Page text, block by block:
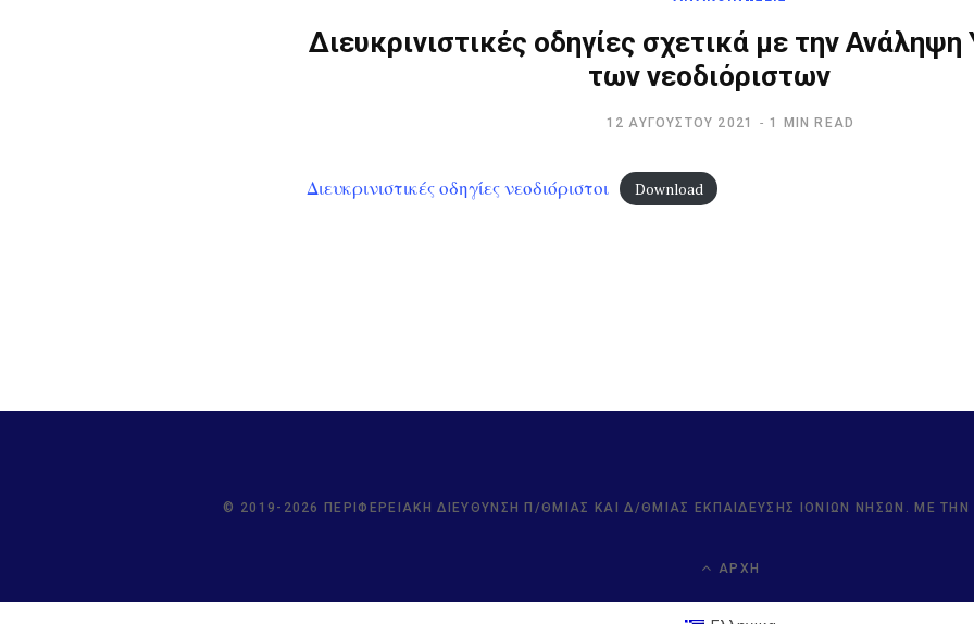
Διευκρινιστικές οδηγίες σχετικά με την
των νεοδιόριστων
12 ΑΥΓΟΎΣΤΟΥ 2021 1 MIN READ
Διευκρινιστικές οδηγίες νεοδιόριστοι Download
© 2019-2026 ΠΕΡΙΦΕΡΕΙΑΚΉ ΔΙΕΎΘΥΝΣΗ Π/ΘΜΙΑΣ ΚΑΙ Δ/ΘΜΙΑΣ ΕΚΠΑΊΔΕΥΣΗΣ ΙΟΝΊΩΝ ΝΉΣΩΝ. ΜΕ
ΑΡΧΉ